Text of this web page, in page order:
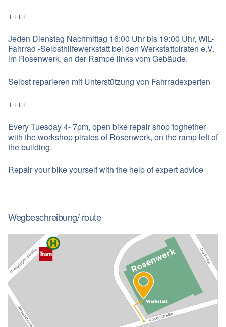
++++
Jeden Dienstag Nachmittag 16:00 Uhr bis 19:00 Uhr, WiL-
Fahrrad -Selbsthilfewerkstatt bei den Werkstattpiraten e.V.
im Rosenwerk, an der Rampe links vom Gebäude.
Selbst reparieren mit Unterstützung von Fahrradexperten
++++
Every Tuesday 4- 7pm, open bike repair shop toghether
with the workshop pirates of Rosenwerk, on the ramp left of
the building.
Repair your bike yourself with the help of expert advice
Wegbeschreibung/ route